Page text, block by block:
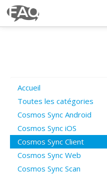
Poser une question
Questions ouvertes
Connexion
Accueil
Toutes les catégories
Cosmos Sync Android
Cosmos Sync iOS
Cosmos Sync Client
Cosmos Sync Web
Cosmos Sync Scan